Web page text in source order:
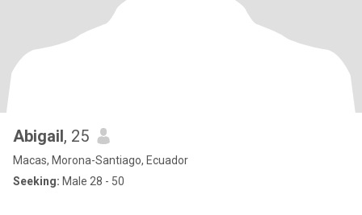
Abigail, 25
Macas, Morona-Santiago, Ecuador
Seeking: Male 28 - 50